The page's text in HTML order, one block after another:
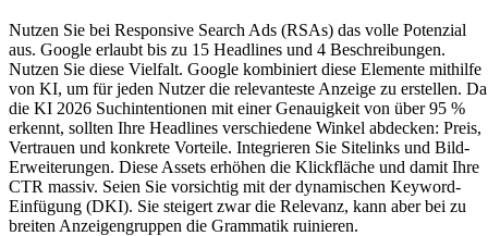
Nutzen Sie bei Responsive Search Ads (RSAs) das volle Potenzial
aus. Google erlaubt bis zu 15 Headlines und 4 Beschreibungen.
Nutzen Sie diese Vielfalt. Google kombiniert diese Elemente mithilfe
von KI, um für jeden Nutzer die relevanteste Anzeige zu erstellen. Da
die KI 2026 Suchintentionen mit einer Genauigkeit von über 95 %
erkennt, sollten Ihre Headlines verschiedene Winkel abdecken: Preis,
Vertrauen und konkrete Vorteile. Integrieren Sie Sitelinks und Bild-
Erweiterungen. Diese Assets erhöhen die Klickfläche und damit Ihre
CTR massiv. Seien Sie vorsichtig mit der dynamischen Keyword-
Einfügung (DKI). Sie steigert zwar die Relevanz, kann aber bei zu
breiten Anzeigengruppen die Grammatik ruinieren.